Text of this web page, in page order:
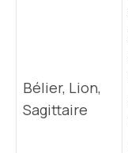
Bélier, Lion,
Sagittaire